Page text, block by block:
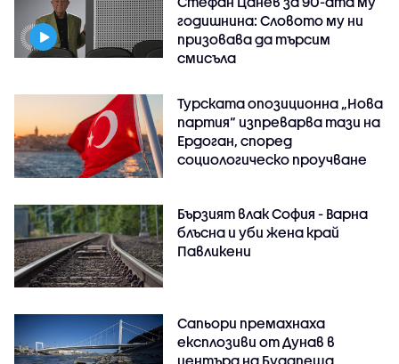
годишнина: Словото му ни
призовава да търсим
смисъла
Турската опозиционна „Нова
партия“ изпреварва тази на
Ердоган, според
социологическо проучване
Бързият влак София - Варна
блъсна и уби жена край
Павликени
Сапьори премахнаха
експлозиви от Дунав в